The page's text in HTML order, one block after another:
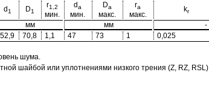
d1 D1
r1,2
мин.
da
мин.
Da
макс.
ra
макс.
kr
мм мм
-
52,9 70,8 1,1 47 73 1 0,025
шума.
шайбой или уплотнениями низкого трения (Z, RZ, RSL)